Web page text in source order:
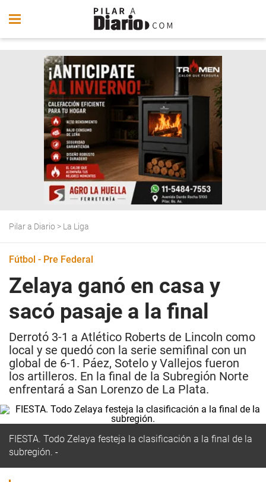
Pilar a Diario > La Liga
Fútbol - Pre Federal
Zelaya ganó en casa y
sacó pasaje a la final
Derrotó 3-1 a Atlético Roberts de Lincoln como
local y se quedó con la serie semifinal con un
global de 6-1. Páez, Sotelo y Vallejos fueron
los artilleros. En la final de la Subregión Norte
enfrentará a San Lorenzo de La Plata.
FIESTA. Todo Zelaya festeja la clasificación a la final de la
subregión.